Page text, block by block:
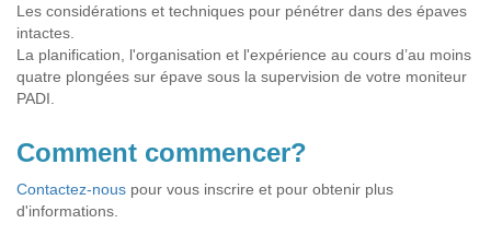
Les considérations et techniques pour pénétrer dans des épaves
intactes.
La planification, l'organisation et l'expérience au cours d’au moins
quatre plongées sur épave sous la supervision de votre moniteur
PADI.
Comment commencer?
Contactez-nous pour vous inscrire et pour obtenir plus
d'informations.